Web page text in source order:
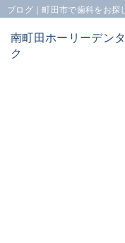
ブログ｜町田市で歯科をお
南町田ホーリーデン
ク